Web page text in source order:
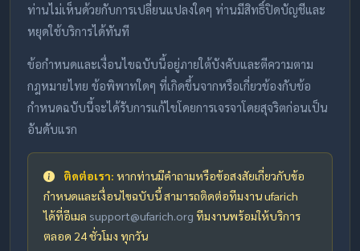
ท่านไม่เห็นด้วยกับการเปลี่ยนแปลงใดๆ ท่านมีสิทธิ์ปิดบัญชีและ
หยุดใช้บริการได้ทันที
ข้อกำหนดและเงื่อนไขฉบับนี้อยู่ภายใต้บังคับและตีความตาม
กฎหมายไทย ข้อพิพาทใดๆ ที่เกิดขึ้นจากหรือเกี่ยวข้องกับข้อ
กำหนดฉบับนี้จะได้รับการแก้ไขโดยการเจรจาโดยสุจริตก่อนเป็น
อันดับแรก
ติดต่อเรา: หากท่านมีคำถามหรือข้อสงสัยเกี่ยวกับข้อ
กำหนดและเงื่อนไขฉบับนี้ สามารถติดต่อทีมงาน ufarich
ได้ที่อีเมล support@ufarich.org ทีมงานพร้อมให้บริการ
ตลอด 24 ชั่วโมง ทุกวัน